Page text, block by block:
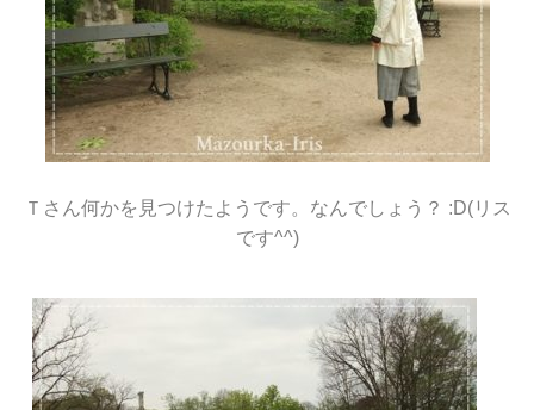
Ｔさん何かを見つけたようです。なんでしょう？ :D(リス
です^^)